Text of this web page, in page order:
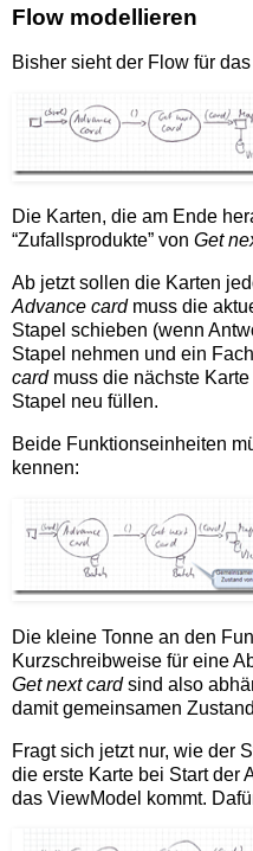
Flow modellieren
Bisher sieht der Flow für
Die Karten, die am Ende
“Zufallsprodukte” von Get
Ab jetzt sollen die Karten
Advance cardmuss die
Stapel schieben (wenn
Stapel nehmen und ein
cardmuss die nächste
Stapel neu füllen.
Beide Funktionseinheiten
kennen:
Die kleine Tonne an den
Kurzschreibweise für eine
Get next cardsind also
damit gemeinsamen
Fragt sich jetzt nur, wie der
die erste Karte bei Start der
das ViewModel kommt.